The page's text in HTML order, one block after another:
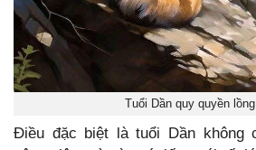
Tuổi Dần quy quyền
Điều đặc biệt là tuổi Dần không